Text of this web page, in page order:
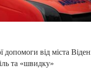
допомоги від міста
та «швидку»